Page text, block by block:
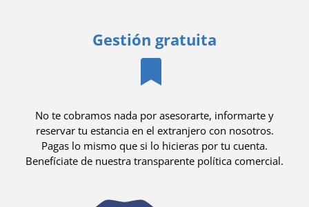
Gestión gratuita
No te cobramos nada por asesorarte, informarte y
reservar tu estancia en el extranjero con nosotros.
Pagas lo mismo que si lo hicieras por tu cuenta.
Benefíciate de nuestra transparente política comercial.